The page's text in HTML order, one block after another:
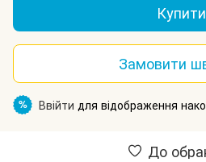
Купити
Замовити
% Ввійти для відображення
До